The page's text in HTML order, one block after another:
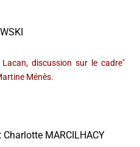
discussion sur le cadre"
Ménès.
MARCILHACY